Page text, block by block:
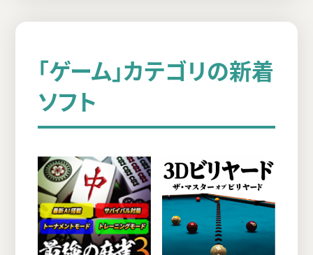
「ゲーム」カテゴリの新着
ソフト